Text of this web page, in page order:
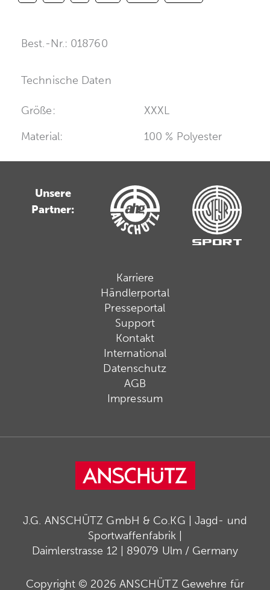
Best.-Nr.: 018760
Technische Daten
Größe:
XXXL
Material:
100 % Polyester
Unsere
Partner:
Karriere
Händlerportal
Presseportal
Support
Kontakt
International
Datenschutz
AGB
Impressum
J.G. ANSCHÜTZ GmbH & Co.KG | Jagd- und
Sportwaffenfabrik |
Daimlerstrasse 12 | 89079 Ulm / Germany
Copyright © 2026 ANSCHÜTZ Gewehre für